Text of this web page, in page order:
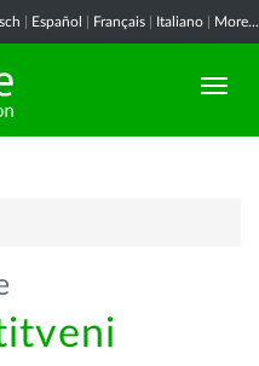
Español Français Italiano More...